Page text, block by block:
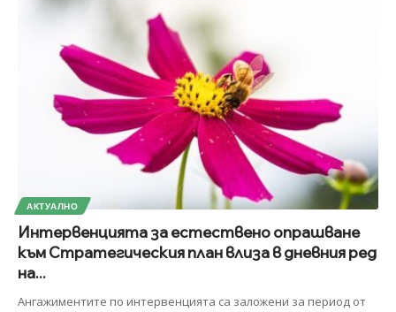
АКТУАЛНО
Интервенцията за естествено опрашване
към Стратегическия план влиза в дневния ред
на...
Ангажиментите по интервенцията са заложени за период от